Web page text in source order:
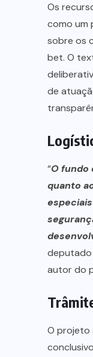
Os
como um
sobre os
bet. O
de
“O fundo
quanto
deputado
autor do
O projeto